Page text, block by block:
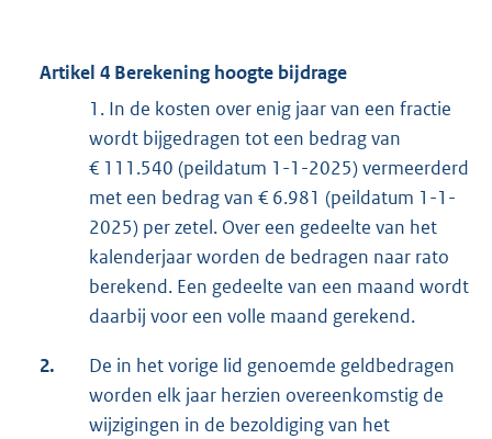
Artikel 4 Berekening hoogte bijdrage
1. In de kosten over enig jaar van een fractie
wordt bijgedragen tot een bedrag van
€ 111.540 (peildatum 1-1-2025) vermeerderd
met een bedrag van € 6.981 (peildatum 1-1-
2025) per zetel. Over een gedeelte van het
kalenderjaar worden de bedragen naar rato
berekend. Een gedeelte van een maand wordt
daarbij voor een volle maand gerekend.
2.
De in het vorige lid genoemde geldbedragen
worden elk jaar herzien overeenkomstig de
wijzigingen in de bezoldiging van het